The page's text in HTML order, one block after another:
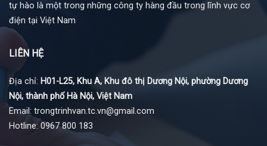
tự hào là một trong những công ty hàng đầu trong lĩnh vực cơ
điện tại Việt Nam
LIÊN HỆ
Địa chỉ: H01-L25, Khu A, Khu đô thị Dương Nội, phường Dương
Nội, thành phố Hà Nội, Việt Nam
Email: trongtrinhvan.tc.vn@gmail.com
Hotline: 0967 800 183